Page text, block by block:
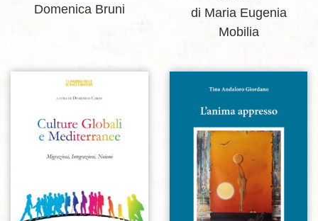
Domenica Bruni
di Maria Eugenia
Mobilia
Aggiungi alla lista dei desideri Aggiungi alla lista dei desideri